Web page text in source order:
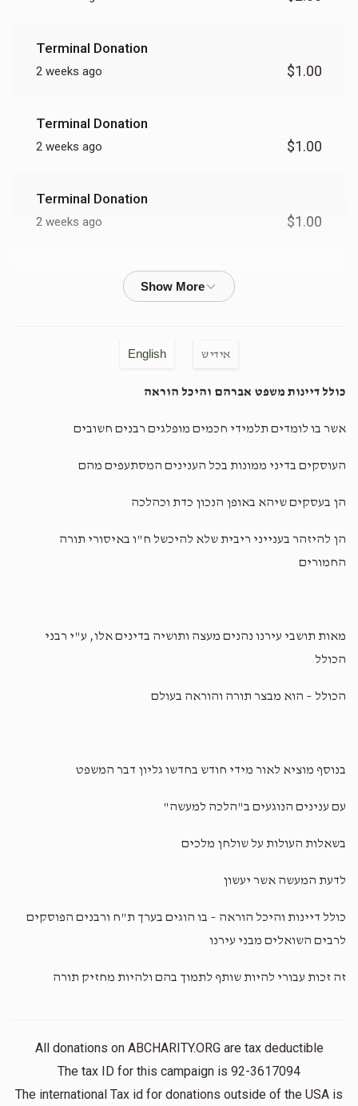
Terminal Donation
2 weeks ago $1.00
Terminal Donation
2 weeks ago $1.00
Terminal Donation
2 weeks ago $1.00
Terminal Donation
Terminal Donation
Terminal Donation
Terminal Donation
English אידיש
כולל דיינות משפט אברהם והיכל הוראה
אשר בו לומדים תלמידי חכמים מופלגים רבנים חשובים
העוסקים בדיני ממונות בכל הענינים המסתעפים מהם
הן בעסקים שיהא באופן הנכון כדת וכהלכה
הן להיזהר בענייני ריבית שלא להיכשל ח"ו באיסורי תורה
החמורים
מאות תושבי עירנו נהנים מעצה ותושיה בדינים אלו, ע"י רבני
הכולל
הכולל – הוא מבצר תורה והוראה בעולם
בנוסף מוציא לאור מידי חודש בחדשו גליון דבר המשפט
עם ענינים הנוגעים ב"הלכה למעשה"
בשאלות העולות על שולחן מלכים
לדעת המעשה אשר יעשון
כולל דיינות והיכל הוראה – בו הוגים בערך ת"ח ורבנים הפוסקים
לרבים השואלים מבני עירנו
זה זכות עבורי להיות שותף לתמוך בהם ולהיות מחזיק תורה
All donations on ABCHARITY.ORG are tax deductible
The tax ID for this campaign is 92-3617094
The international Tax id for donations outside of the USA is